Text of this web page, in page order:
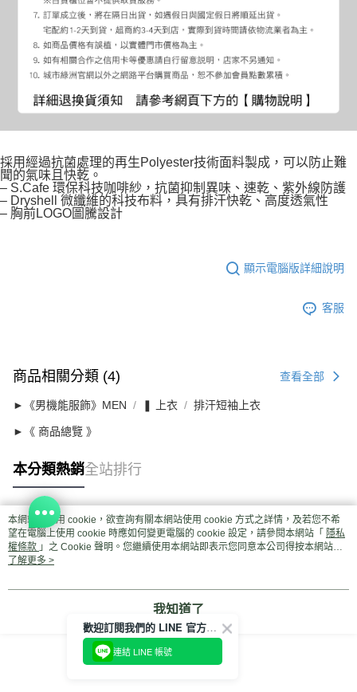
採用經過抗菌處理的再生Polyester技術面料製成，可以防止難
聞的氣味且快乾。
– S.Cafe 環保科技咖啡紗，抗菌抑制異味、速乾、紫外線防護
– Dryshell 微纖維的科技布料，具有排汗快乾、高度透氣性
– 胸前LOGO圖騰設計
顯示電腦版詳細說明
客服
商品相關分類 (4) 查看全部
►《男機能服飾》MEN ❚ 上衣 排汗短袖上衣
►《 商品總覽 》
本分類熱銷全站排行
熱門標籤
本網站中使用 cookie，欲查詢有關本網站使用 cookie 方式之詳情，及若您不希
望在電腦上使用 cookie 時應如何變更電腦的 cookie 設定，請參閱本網站「 隱私
權條款 」之 Cookie 聲明。您繼續使用本網站即表示您同意本公司得按本網站使
用條款之 Cookie 聲明使用 cookie。
了解更多 >
我知道了
歡迎訂閱我們的 LINE 官方帳號
連結 LINE 帳號